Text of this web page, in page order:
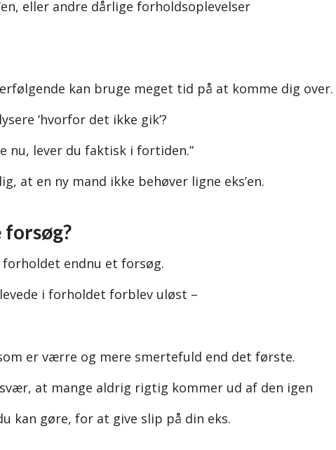
eller andre dårlige forholdsoplevelser
kan bruge meget tid på at komme dig over.
‘hvorfor det ikke gik’?
nu, lever du faktisk i fortiden.”
at en ny mand ikke behøver ligne eks’en.
endnu et forsøg.
i forholdet forblev uløst –
er værre og mere smertefuld end det første.
at mange aldrig rigtig kommer ud af den igen
kan gøre, for at give slip på din eks.